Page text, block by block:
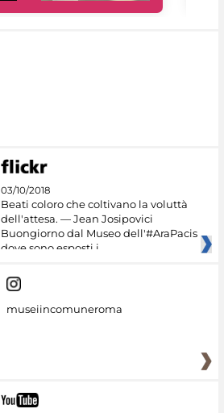
03/10/2018
Beati coloro che coltivano la voluttà
dell'attesa. — Jean Josipovici
Buongiorno dal Museo dell'#AraPacis
dove sono esposti i
museiincomuneroma